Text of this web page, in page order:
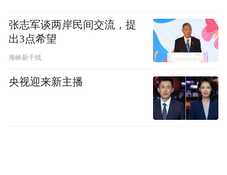
张志军谈两岸民间交流，提
出3点希望
海峡新干线
央视迎来新主播